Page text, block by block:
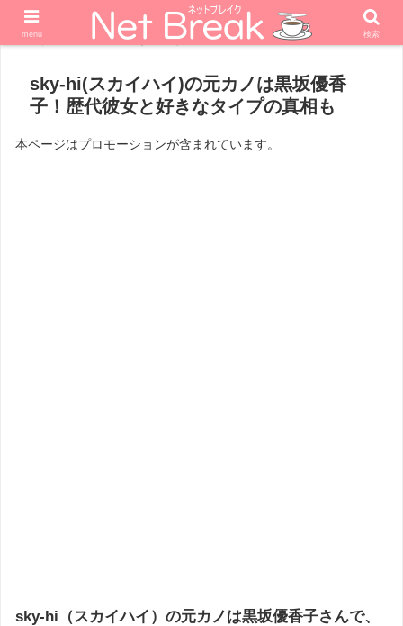
ホーム エンターテナー
sky-hi(スカイハイ)の元カノは黒坂優香
子！歴代彼女と好きなタイプの真相も
本ページはプロモーションが含まれています。
sky-hi（スカイハイ）の元カノは黒坂優香子さんで、
menu 検索